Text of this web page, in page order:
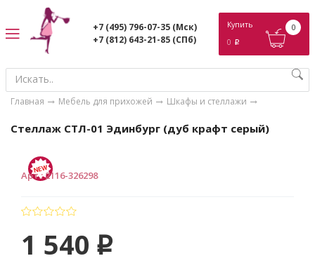
+7 (495) 796-07-35 (Мск)
+7 (812) 643-21-85 (СПб)
Купить
0 p
0
Главная Мебель для прихожей Шкафы и стеллажи
Стеллаж СТЛ-01 Эдинбург (дуб крафт серый)
Арт.:2116-326298
1 540 p